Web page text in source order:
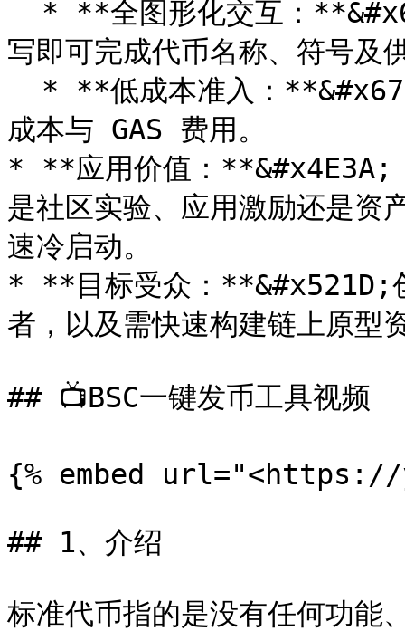
写即可完成代币名称、符号及
成本与 GAS 费用。
* **应用价值：**&#x4E3A;
是社区实验、应用激励还是资
速冷启动。
* **目标受众：**&#x521D;
者，以及需快速构建链上原型
## 📺BSC一键发币工具视频
{% embed
## 1、介绍
标准代币指的是没有任何功能